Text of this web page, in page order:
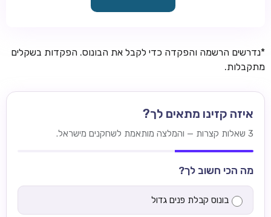
*נדרשים הרשמה והפקדה כדי לקבל את הבונוס. הפקדות בשקלים
מתקבלות.
איזה קזינו מתאים לך?
3 שאלות קצרות — והמלצה מותאמת לשחקנים מישראל.
מה הכי חשוב לך?
בונוס קבלת פנים גדול